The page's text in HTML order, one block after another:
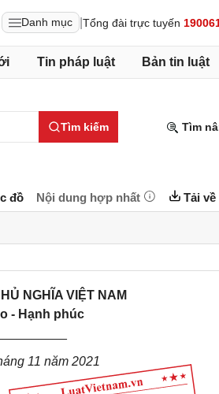
Danh mục Tổng đài trực tuyến
Tin pháp luật Bản tin luật
Tìm kiếm Tìm
đồ Nội dung hợp nhất Tải về
NGHĨA VIỆT NAM
- Hạnh phúc
11 năm 2021